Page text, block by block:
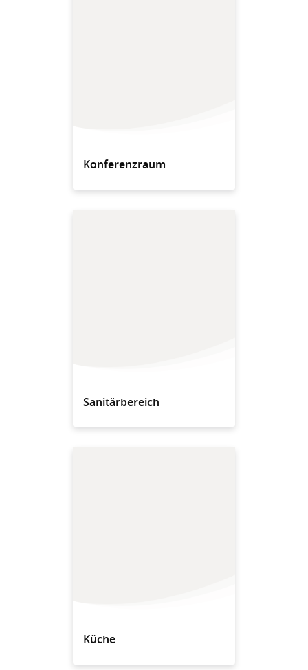
Konferenzraum
Sanitärbereich
Küche